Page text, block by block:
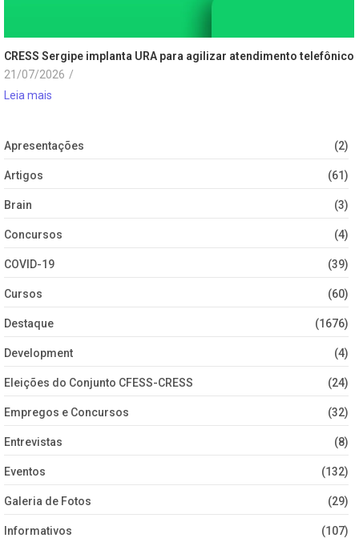
CRESS Sergipe implanta URA para agilizar atendimento telefônico
21/07/2026 /
Leia mais
Apresentações (2)
Artigos (61)
Brain (3)
Concursos (4)
COVID-19 (39)
Cursos (60)
Destaque (1676)
Development (4)
Eleições do Conjunto CFESS-CRESS (24)
Empregos e Concursos (32)
Entrevistas (8)
Eventos (132)
Galeria de Fotos (29)
Informativos (107)